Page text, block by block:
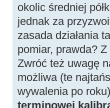
okolic średniej
jednak za
zasada działania
pomiar, prawda? Z
Zwróć też uwagę
możliwa (te
wywalenia po
terminowej